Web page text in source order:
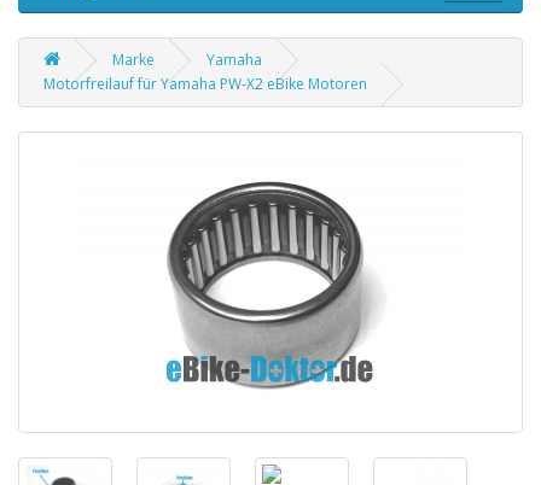
Marke
Yamaha
Motorfreilauf für Yamaha PW-X2 eBike Motoren